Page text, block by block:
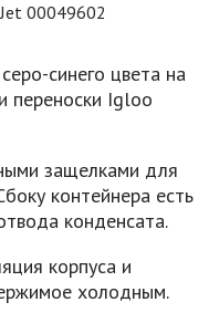
00049602
синего цвета на
переноски Igloo
защелками для
контейнера есть
конденсата.
корпуса и
холодным.